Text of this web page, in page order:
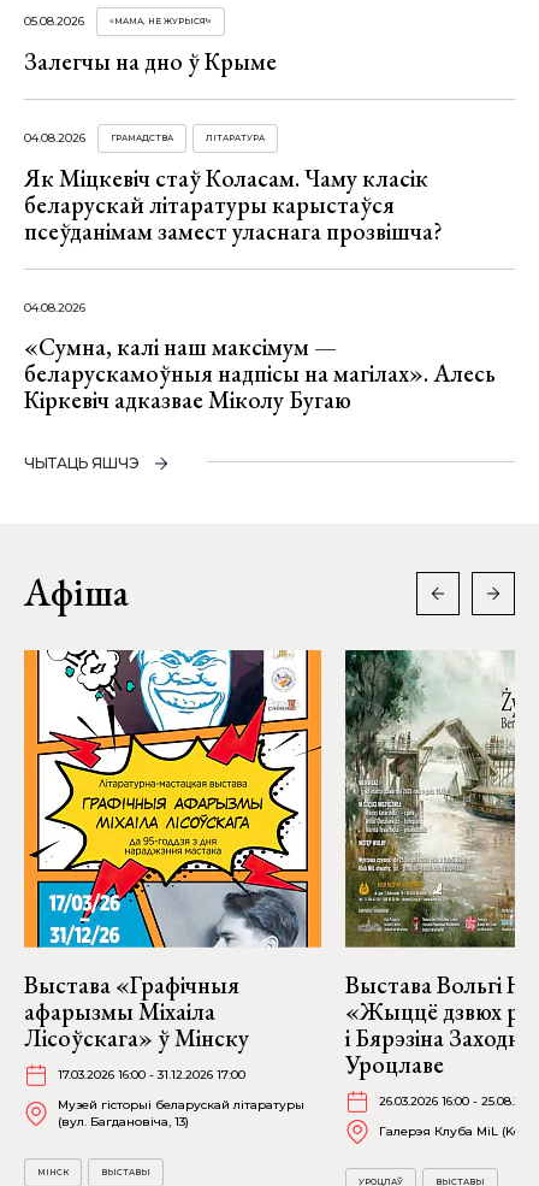
05.08.2026 «МАМА, НЕ ЖУРЫСЯ!»
Залегчы на дно ў Крыме
04.08.2026 ГРАМАДСТВА ЛІТАРАТУРА
Як Міцкевіч стаў Коласам. Чаму класік
беларускай літаратуры карыстаўся
псеўданімам замест уласнага прозвішча?
04.08.2026
«Сумна, калі наш максімум —
беларускамоўныя надпісы на магілах». Алесь
Кіркевіч адказвае Міколу Бугаю
ЧЫТАЦЬ ЯШЧЭ
Афіша
Выстава «Графічныя
афарызмы Міхаіла
Лісоўскага» ў Мінску
17.03.2026 16:00 - 31.12.2026 17:00
Музей гісторыі беларускай літаратуры
(вул. Багдановіча, 13)
МІНСК ВЫСТАВЫ
Выстава Вольгі
«Жыццё дзвюх
і Бярэзіна
Уроцлаве
26.03.2026 16:00 -
Галерэя Клуба MiL
УРОЦЛАЎ ВЫСТАВЫ